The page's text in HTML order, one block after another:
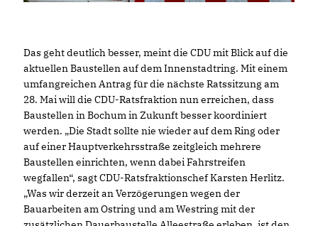
Das geht deutlich besser, meint die CDU mit Blick auf die
aktuellen Baustellen auf dem Innenstadtring. Mit einem
umfangreichen Antrag für die nächste Ratssitzung am
28. Mai will die CDU-Ratsfraktion nun erreichen, dass
Baustellen in Bochum in Zukunft besser koordiniert
werden. „Die Stadt sollte nie wieder auf dem Ring oder
auf einer Hauptverkehrsstraße zeitgleich mehrere
Baustellen einrichten, wenn dabei Fahrstreifen
wegfallen“, sagt CDU-Ratsfraktionschef Karsten Herlitz.
Was wir derzeit an Verzögerungen wegen der
Bauarbeiten am Ostring und am Westring mit der